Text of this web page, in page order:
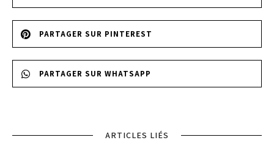
PARTAGER SUR PINTEREST
PARTAGER SUR WHATSAPP
ARTICLES LIÉS